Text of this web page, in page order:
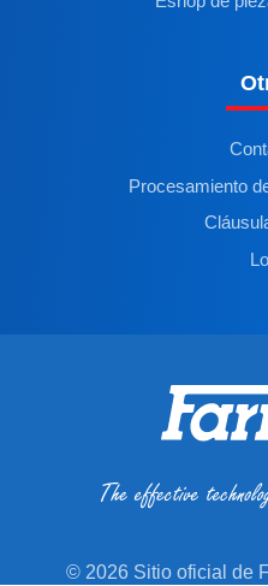
Procesamiento
© 2026 Sitio oficial de